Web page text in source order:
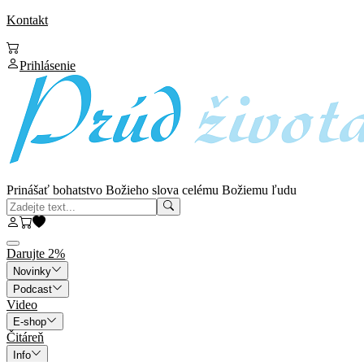
Kontakt
Prihlásenie
Prinášať bohatstvo Božieho slova celému Božiemu ľudu
Darujte 2%
Novinky
Podcast
Video
E-shop
Čitáreň
Info